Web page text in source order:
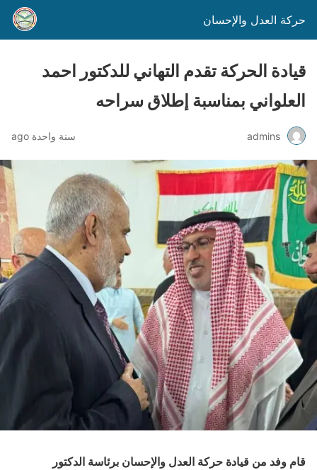
حركة العدل والإحسان
قيادة الحركة تقدم التهاني للدكتور احمد
العلواني بمناسبة إطلاق سراحه
admins سنة واحدة ago
قام وفد من قيادة حركة العدل والإحسان برئاسة الدكتور